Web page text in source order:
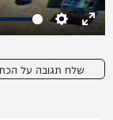
שלח תגובה על